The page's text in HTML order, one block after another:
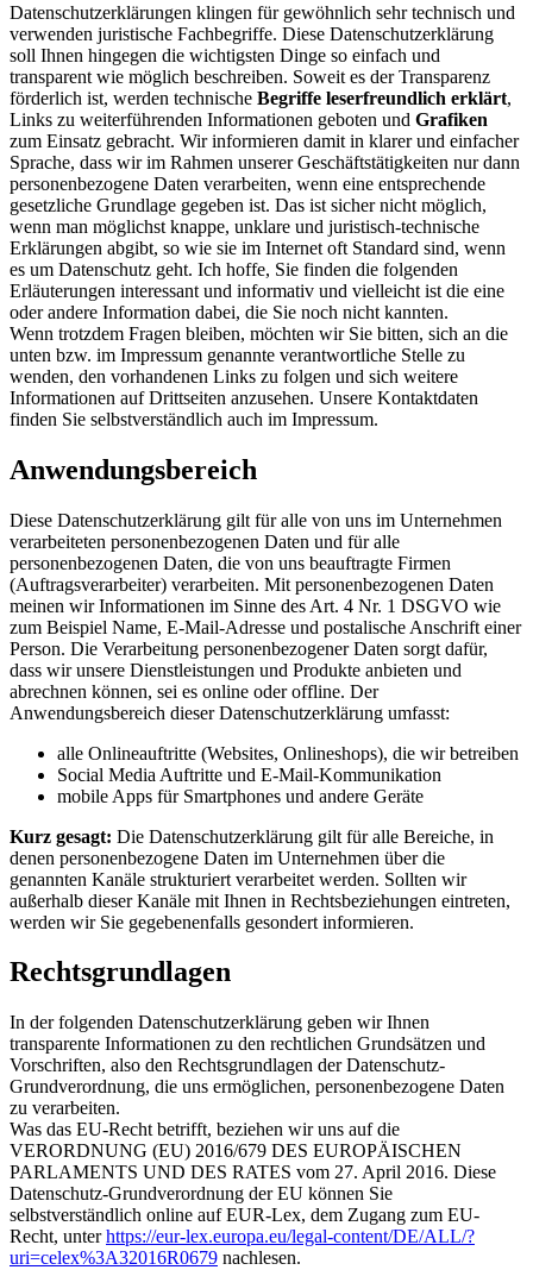
Datenschutzerklärungen klingen für gewöhnlich sehr technisch und
verwenden juristische Fachbegriffe. Diese Datenschutzerklärung
soll Ihnen hingegen die wichtigsten Dinge so einfach und
transparent wie möglich beschreiben. Soweit es der Transparenz
förderlich ist, werden technische Begriffe leserfreundlich erklärt,
Links zu weiterführenden Informationen geboten und Grafiken
zum Einsatz gebracht. Wir informieren damit in klarer und einfacher
Sprache, dass wir im Rahmen unserer Geschäftstätigkeiten nur dann
personenbezogene Daten verarbeiten, wenn eine entsprechende
gesetzliche Grundlage gegeben ist. Das ist sicher nicht möglich,
wenn man möglichst knappe, unklare und juristisch-technische
Erklärungen abgibt, so wie sie im Internet oft Standard sind, wenn
es um Datenschutz geht. Ich hoffe, Sie finden die folgenden
Erläuterungen interessant und informativ und vielleicht ist die eine
oder andere Information dabei, die Sie noch nicht kannten.
Wenn trotzdem Fragen bleiben, möchten wir Sie bitten, sich an die
unten bzw. im Impressum genannte verantwortliche Stelle zu
wenden, den vorhandenen Links zu folgen und sich weitere
Informationen auf Drittseiten anzusehen. Unsere Kontaktdaten
finden Sie selbstverständlich auch im Impressum.
Anwendungsbereich
Diese Datenschutzerklärung gilt für alle von uns im Unternehmen
verarbeiteten personenbezogenen Daten und für alle
personenbezogenen Daten, die von uns beauftragte Firmen
(Auftragsverarbeiter) verarbeiten. Mit personenbezogenen Daten
meinen wir Informationen im Sinne des Art. 4 Nr. 1 DSGVO wie
zum Beispiel Name, E-Mail-Adresse und postalische Anschrift einer
Person. Die Verarbeitung personenbezogener Daten sorgt dafür,
dass wir unsere Dienstleistungen und Produkte anbieten und
abrechnen können, sei es online oder offline. Der
Anwendungsbereich dieser Datenschutzerklärung umfasst:
alle Onlineauftritte (Websites, Onlineshops), die wir betreiben
Social Media Auftritte und E-Mail-Kommunikation
mobile Apps für Smartphones und andere Geräte
Kurz gesagt: Die Datenschutzerklärung gilt für alle Bereiche, in
denen personenbezogene Daten im Unternehmen über die
genannten Kanäle strukturiert verarbeitet werden. Sollten wir
außerhalb dieser Kanäle mit Ihnen in Rechtsbeziehungen eintreten,
werden wir Sie gegebenenfalls gesondert informieren.
Rechtsgrundlagen
In der folgenden Datenschutzerklärung geben wir Ihnen
transparente Informationen zu den rechtlichen Grundsätzen und
Vorschriften, also den Rechtsgrundlagen der Datenschutz-
Grundverordnung, die uns ermöglichen, personenbezogene Daten
zu verarbeiten.
Was das EU-Recht betrifft, beziehen wir uns auf die
VERORDNUNG (EU) 2016/679 DES EUROPÄISCHEN
PARLAMENTS UND DES RATES vom 27. April 2016. Diese
Datenschutz-Grundverordnung der EU können Sie
selbstverständlich online auf EUR-Lex, dem Zugang zum EU-
Recht, unterhttps://eur-lex.europa.eu/legal-content/DE/ALL/?
uri=celex%3A32016R0679 nachlesen.